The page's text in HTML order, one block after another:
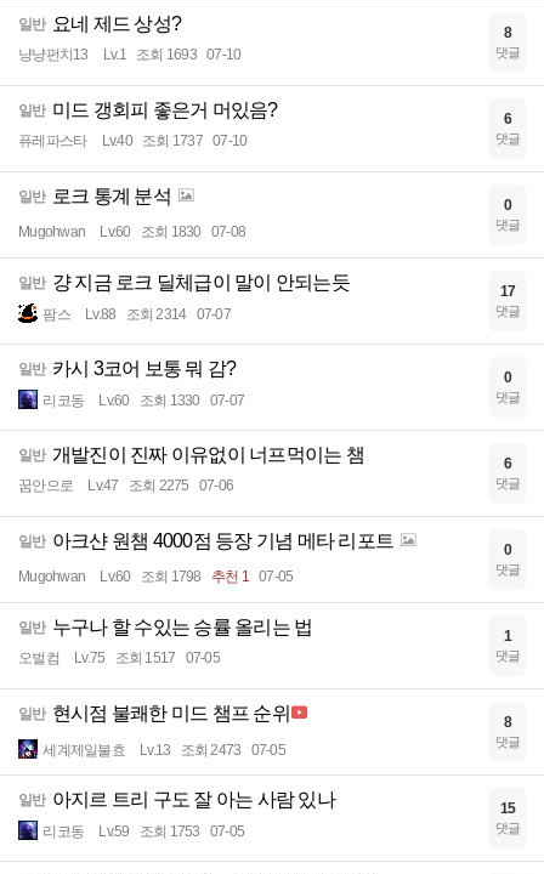
일반 요네 제드 상성?
냥냥펀치13 Lv.1 조회 1693 07-10
8
댓글
일반 미드 갱회피 좋은거 머있음?
퓨레파스타 Lv.40 조회 1737 07-10
6
댓글
일반 로크 통계 분석
Mugohwan Lv.60 조회 1830 07-08
0
댓글
일반 걍 지금 로크 딜체급이 말이 안되는듯
팜스 Lv.88 조회 2314 07-07
17
댓글
일반 카시 3코어 보통 뭐 감?
리코동 Lv.60 조회 1330 07-07
0
댓글
일반 개발진이 진짜 이유없이 너프먹이는 챔
꿈안으로 Lv.47 조회 2275 07-06
6
댓글
일반 아크샨 원챔 4000점 등장 기념 메타 리포트
Mugohwan Lv.60 조회 1798 추천 1 07-05
0
댓글
일반 누구나 할 수있는 승률 올리는 법
오벌컴 Lv.75 조회 1517 07-05
1
댓글
일반 현시점 불쾌한 미드 챔프 순위
세계제일불효 Lv.13 조회 2473 07-05
8
댓글
일반 아지르 트리 구도 잘 아는 사람 있나
리코동 Lv.59 조회 1753 07-05
15
댓글